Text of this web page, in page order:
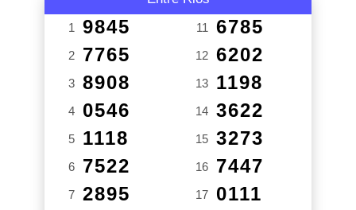
1 9845
2 7765
3 8908
4 0546
5 1118
6 7522
7 2895
11 6785
12 6202
13 1198
14 3622
15 3273
16 7447
17 0111